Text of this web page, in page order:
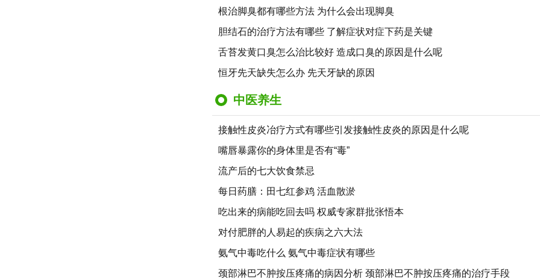
根治脚臭都有哪些方法 为什么会出现脚臭
胆结石的治疗方法有哪些 了解症状对症下药是关键
舌苔发黄口臭怎么治比较好 造成口臭的原因是什么呢
恒牙先天缺失怎么办 先天牙缺的原因
中医养生
接触性皮炎冶疗方式有哪些引发接触性皮炎的原因是什么呢
嘴唇暴露你的身体里是否有“毒”
流产后的七大饮食禁忌
每日药膳：田七红参鸡 活血散淤
吃出来的病能吃回去吗 权威专家群批张悟本
对付肥胖的人易起的疾病之六大法
氨气中毒吃什么 氨气中毒症状有哪些
颈部淋巴不肿按压疼痛的病因分析 颈部淋巴不肿按压疼痛的治疗手段